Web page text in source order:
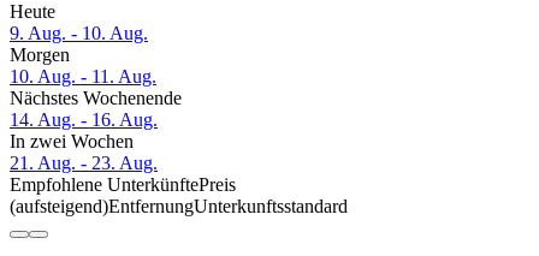
Heute
9. Aug. - 10. Aug.
Morgen
10. Aug. - 11. Aug.
Nächstes Wochenende
14. Aug. - 16. Aug.
In zwei Wochen
21. Aug. - 23. Aug.
Empfohlene UnterkünftePreis
(aufsteigend)EntfernungUnterkunftsstandard